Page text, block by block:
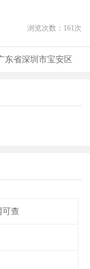
浏览次数： 161 次
东省深圳市宝安区
可查